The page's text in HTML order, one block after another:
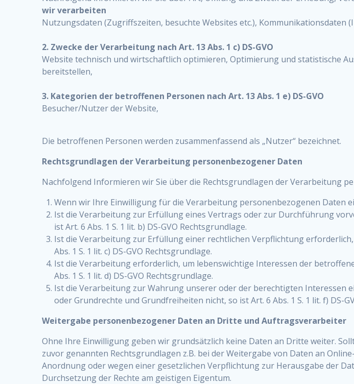
wir verarbeiten
Nutzungsdaten (Zugriffszeiten, besuchte Websites etc.), Kommunikationsdaten
2. Zwecke der Verarbeitung nach Art. 13 Abs. 1 c) DS-GVO
Website technisch und wirtschaftlich optimieren, Optimierung und statistische
bereitstellen,
3. Kategorien der betroffenen Personen nach Art. 13 Abs. 1 e) DS-GVO
Besucher/Nutzer der Website,
Die betroffenen Personen werden zusammenfassend als „Nutzer“ bezeichnet.
Rechtsgrundlagen der Verarbeitung personenbezogener Daten
Nachfolgend Informieren wir Sie über die Rechtsgrundlagen der Verarbeitung
Wenn wir Ihre Einwilligung für die Verarbeitung personenbezogenen Daten
Ist die Verarbeitung zur Erfüllung eines Vertrags oder zur Durchführung
ist Art. 6 Abs. 1 S. 1 lit. b) DS-GVO Rechtsgrundlage.
Ist die Verarbeitung zur Erfüllung einer rechtlichen Verpflichtung
Abs. 1 S. 1 lit. c) DS-GVO Rechtsgrundlage.
Ist die Verarbeitung erforderlich, um lebenswichtige Interessen der
Abs. 1 S. 1 lit. d) DS-GVO Rechtsgrundlage.
Ist die Verarbeitung zur Wahrung unserer oder der berechtigten
oder Grundrechte und Grundfreiheiten nicht, so ist Art. 6 Abs. 1 S. 1 lit. f) DS-
Weitergabe personenbezogener Daten an Dritte und Auftragsverarbeiter
Ohne Ihre Einwilligung geben wir grundsätzlich keine Daten an Dritte weiter.
zuvor genannten Rechtsgrundlagen z.B. bei der Weitergabe von Daten an
Anordnung oder wegen einer gesetzlichen Verpflichtung zur Herausgabe der
Durchsetzung der Rechte am geistigen Eigentum.